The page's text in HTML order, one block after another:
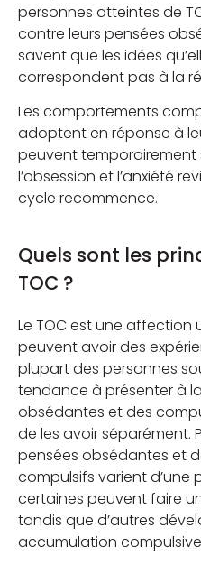
personnes atteintes de
contre leurs pensées
savent que les idées
correspondent pas à la
Les comportements
adoptent en réponse à
peuvent temporairement
l’obsession et l’anxiété
cycle recommence.
Quels sont les
TOC ?
Le TOC est une affection
peuvent avoir des
plupart des personnes
tendance à présenter à
obsédantes et des
de les avoir séparément.
pensées obsédantes et
compulsifs varient d’une
certaines peuvent faire
tandis que d’autres
accumulation